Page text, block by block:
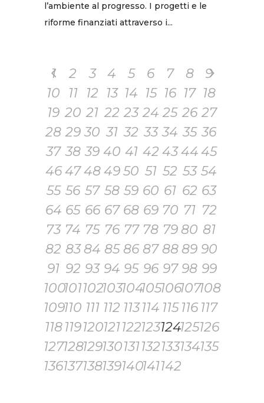
l’ambiente al progresso. I progetti e le
riforme finanziati attraverso i...
1 2 3 4 5 6 7 8
9
10
11 12 13 14 15 16 17 18
19 20 21 22 23 24 25 26 27
28 29 30 31 32 33 34 35 36
37 38 39 40 41 42 434445
46 474849 50 51 52 53 54
55 56 57 58 59 60 61 62 63
64 65 66 67 68 69 70 71 72
73 74 75 76 77 78 79 80 81
82 83 84 85 86 87 88 89 90
91 92 93 94 95 96 97 98 99
100101102103104105106107108
109110 111 112 113 114 115 116 117
118 119120121122123124125126
127128129130131132133134135
136137138139140141142